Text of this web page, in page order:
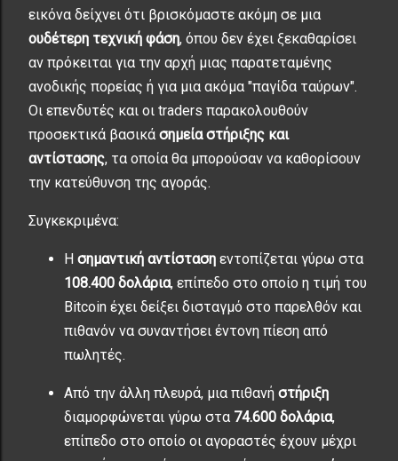
εικόνα δείχνει ότι βρισκόμαστε ακόμη σε μια
ουδέτερη τεχνική φάση, όπου δεν έχει ξεκαθαρίσει
αν πρόκειται για την αρχή μιας παρατεταμένης
ανοδικής πορείας ή για μια ακόμα "παγίδα ταύρων".
Οι επενδυτές και οι traders παρακολουθούν
προσεκτικά βασικά σημεία στήριξης και
αντίστασης, τα οποία θα μπορούσαν να καθορίσουν
την κατεύθυνση της αγοράς.
Συγκεκριμένα:
Η σημαντική αντίσταση εντοπίζεται γύρω στα
108.400 δολάρια, επίπεδο στο οποίο η τιμή του
Bitcoin έχει δείξει δισταγμό στο παρελθόν και
πιθανόν να συναντήσει έντονη πίεση από
πωλητές.
Από την άλλη πλευρά, μια πιθανή στήριξη
διαμορφώνεται γύρω στα 74.600 δολάρια,
επίπεδο στο οποίο οι αγοραστές έχουν μέχρι